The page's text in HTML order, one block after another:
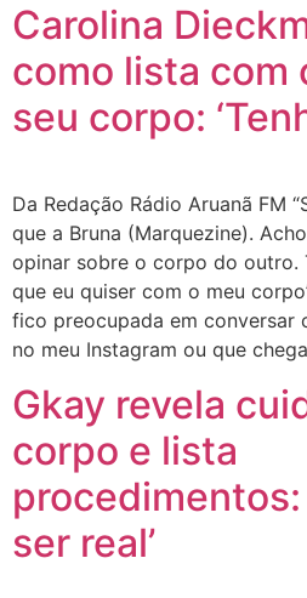
Carolina
como lista com
seu corpo:
Da Redação Rádio Aruanã FM
que a Bruna (Marquezine).
opinar sobre o corpo do outro.
que eu quiser com o meu
fico preocupada em conversar
no meu Instagram ou que
Gkay revela
corpo e lista
procedimentos:
ser real’